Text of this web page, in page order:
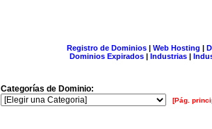
Registro de Dominios| Web Hosting |
Dominios Expirados | Industrias |
Categorías de Dominio:
[Pág.